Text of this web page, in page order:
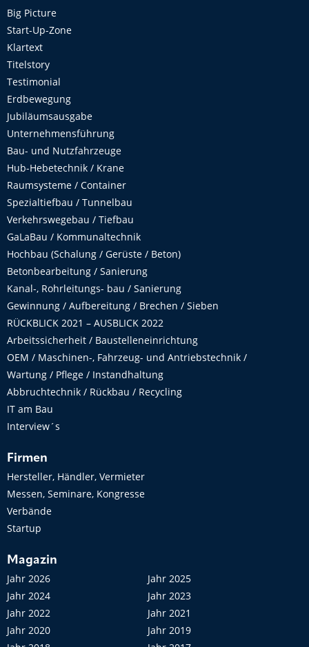
Big Picture
Start-Up-Zone
Klartext
Titelstory
Testimonial
Erdbewegung
Jubiläumsausgabe
Unternehmensführung
Bau- und Nutzfahrzeuge
Hub-Hebetechnik / Krane
Raumsysteme / Container
Spezialtiefbau / Tunnelbau
Verkehrswegebau / Tiefbau
GaLaBau / Kommunaltechnik
Hochbau (Schalung / Gerüste / Beton)
Betonbearbeitung / Sanierung
Kanal-, Rohrleitungs- bau / Sanierung
Gewinnung / Aufbereitung / Brechen / Sieben
RÜCKBLICK 2021 – AUSBLICK 2022
Arbeitssicherheit / Baustelleneinrichtung
OEM / Maschinen-, Fahrzeug- und Antriebstechnik /
Wartung / Pflege / Instandhaltung
Abbruchtechnik / Rückbau / Recycling
IT am Bau
Interview´s
Firmen
Hersteller, Händler, Vermieter
Messen, Seminare, Kongresse
Verbände
Startup
Magazin
Jahr 2026
Jahr 2025
Jahr 2024
Jahr 2023
Jahr 2022
Jahr 2021
Jahr 2020
Jahr 2019